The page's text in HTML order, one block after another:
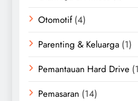
Otomotif(4)
Parenting & Keluarga (1)
Pemantauan Hard Drive
Pemasaran (14)